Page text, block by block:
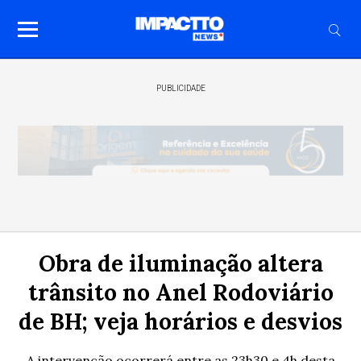
PUBLICIDADE
Obra de iluminação altera
trânsito no Anel Rodoviário
de BH; veja horários e desvios